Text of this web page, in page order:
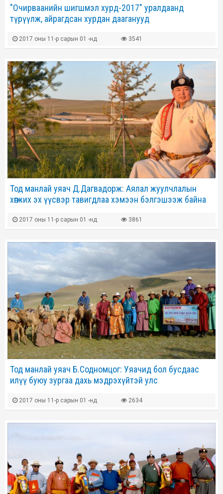
"Очирваанийн шигшмэл хурд-2017" уралдаанд
түрүүлж, айрагдсан хурдан дааганууд
2017 оны 11-р сарын 01 -нд 3541
Тод манлай уяач Д.Дагвадорж: Аялал жуулчлалын
хөгжих эх үүсвэр тавигдлаа хэмээн бэлгэшээж байна
2017 оны 11-р сарын 01 -нд 3861
Тод манлай уяач Б.Содномцог: Уяачид бол бусдаас
илүү буюу зургаа дахь мэдрэхүйтэй улс
2017 оны 11-р сарын 01 -нд 2634